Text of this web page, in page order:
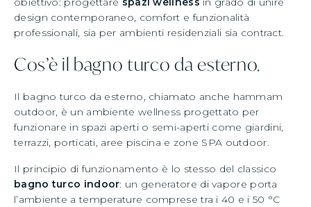
design contemporaneo, comfort e funzionalità
professionali, sia per ambienti residenziali sia contract.
Cos’è il bagno turco da esterno.
Il bagno turco da esterno, chiamato anche hammam
outdoor, è un ambiente wellness progettato per
funzionare in spazi aperti o semi-aperti come giardini,
terrazzi, porticati, aree piscina e zone SPA outdoor.
Il principio di funzionamento è lo stesso del classico
bagno turco indoor: un generatore di vapore porta
l’ambiente a temperature comprese tra i 40 e i 50 °C